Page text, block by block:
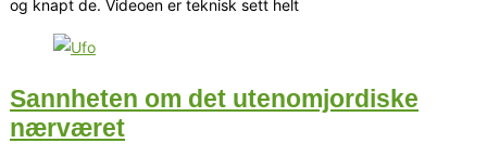
og knapt de. Videoen er teknisk sett helt
Sannheten om det utenomjordiske
nærværet